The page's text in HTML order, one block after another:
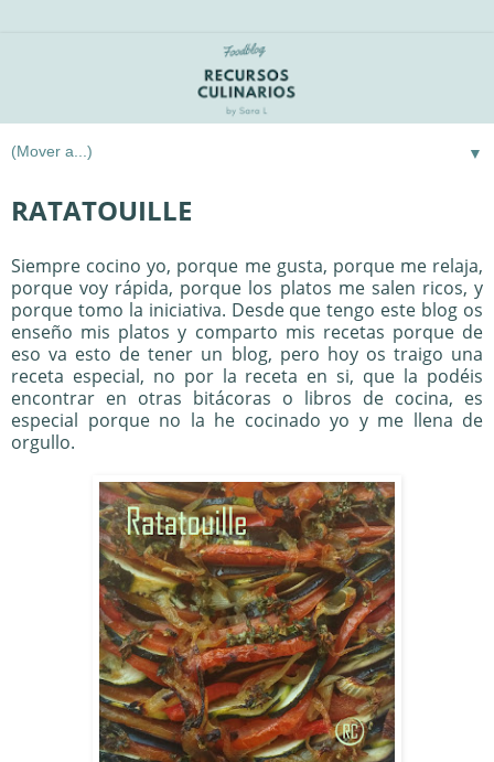
▼
RATATOUILLE
Siempre cocino yo, porque me gusta, porque me relaja,
porque voy rápida, porque los platos me salen ricos, y
porque tomo la iniciativa. Desde que tengo este blog os
enseño mis platos y comparto mis recetas porque de
eso va esto de tener un blog, pero hoy os traigo una
receta especial, no por la receta en si, que la podéis
encontrar en otras bitácoras o libros de cocina, es
especial porque no la he cocinado yo y me llena de
orgullo.